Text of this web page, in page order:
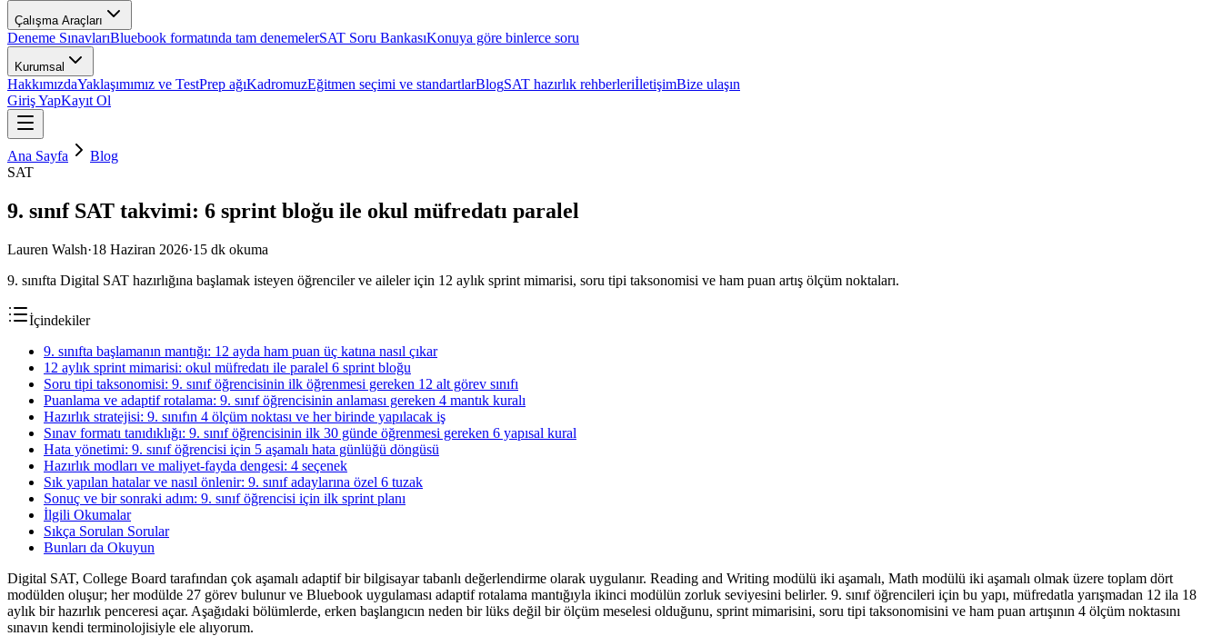
Çalışma Araçları
Deneme SınavlarıBluebook formatında tam denemelerSAT Soru BankasıKonuya göre binlerce soru
Kurumsal
HakkımızdaYaklaşımımız ve TestPrep ağıKadromuzEğitmen seçimi ve standartlarBlogSAT hazırlık rehberleriİletişimBize ulaşın
Giriş YapKayıt Ol
Ana Sayfa
Blog
SAT
9. sınıf SAT takvimi: 6 sprint bloğu ile okul müfredatı paralel
Lauren Walsh·18 Haziran 2026·15 dk okuma
9. sınıfta Digital SAT hazırlığına başlamak isteyen öğrenciler ve aileler için 12 aylık sprint mimarisi, soru tipi taksonomisi ve ham puan artış ölçüm noktaları.
İçindekiler
9. sınıfta başlamanın mantığı: 12 ayda ham puan üç katına nasıl çıkar
12 aylık sprint mimarisi: okul müfredatı ile paralel 6 sprint bloğu
Soru tipi taksonomisi: 9. sınıf öğrencisinin ilk öğrenmesi gereken 12 alt görev sınıfı
Puanlama ve adaptif rotalama: 9. sınıf öğrencisinin anlaması gereken 4 mantık kuralı
Hazırlık stratejisi: 9. sınıfın 4 ölçüm noktası ve her birinde yapılacak iş
Sınav formatı tanıdıklığı: 9. sınıf öğrencisinin ilk 30 günde öğrenmesi gereken 6 yapısal kural
Hata yönetimi: 9. sınıf öğrencisi için 5 aşamalı hata günlüğü döngüsü
Hazırlık modları ve maliyet-fayda dengesi: 4 seçenek
Sık yapılan hatalar ve nasıl önlenir: 9. sınıf adaylarına özel 6 tuzak
Sonuç ve bir sonraki adım: 9. sınıf öğrencisi için ilk sprint planı
İlgili Okumalar
Sıkça Sorulan Sorular
Bunları da Okuyun
Digital SAT, College Board tarafından çok aşamalı adaptif bir bilgisayar tabanlı değerlendirme olarak uygulanır. Reading and Writing modülü iki aşamalı, Math modülü iki aşamalı olmak üzere toplam dört
modülden oluşur; her modülde 27 görev bulunur ve Bluebook uygulaması adaptif rotalama mantığıyla ikinci modülün zorluk seviyesini belirler. 9. sınıf öğrencileri için bu yapı, müfredatla yarışmadan 12 ila 18
aylık bir hazırlık penceresi açar. Aşağıdaki bölümlerde, erken başlangıcın neden bir lüks değil bir ölçüm meselesi olduğunu, sprint mimarisini, soru tipi taksonomisini ve ham puan artışının 4 ölçüm noktasını
sınavın kendi terminolojisiyle ele alıyorum.